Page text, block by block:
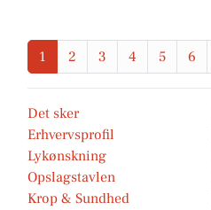
1 2 3 4 5 6
Det sker
Erhvervsprofil
Lykønskning
Opslagstavlen
Krop & Sundhed